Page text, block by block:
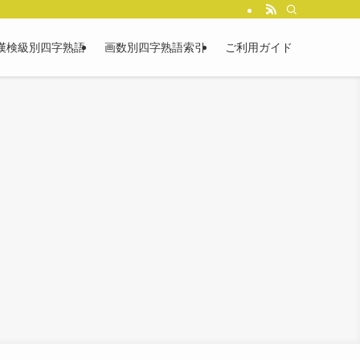
検級別四字熟語 画数別四字熟語索引 ご利用ガイド